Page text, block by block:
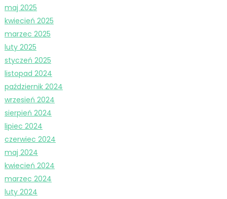
maj 2025
kwiecień 2025
marzec 2025
luty 2025
styczeń 2025
listopad 2024
październik 2024
wrzesień 2024
sierpień 2024
lipiec 2024
czerwiec 2024
maj 2024
kwiecień 2024
marzec 2024
luty 2024